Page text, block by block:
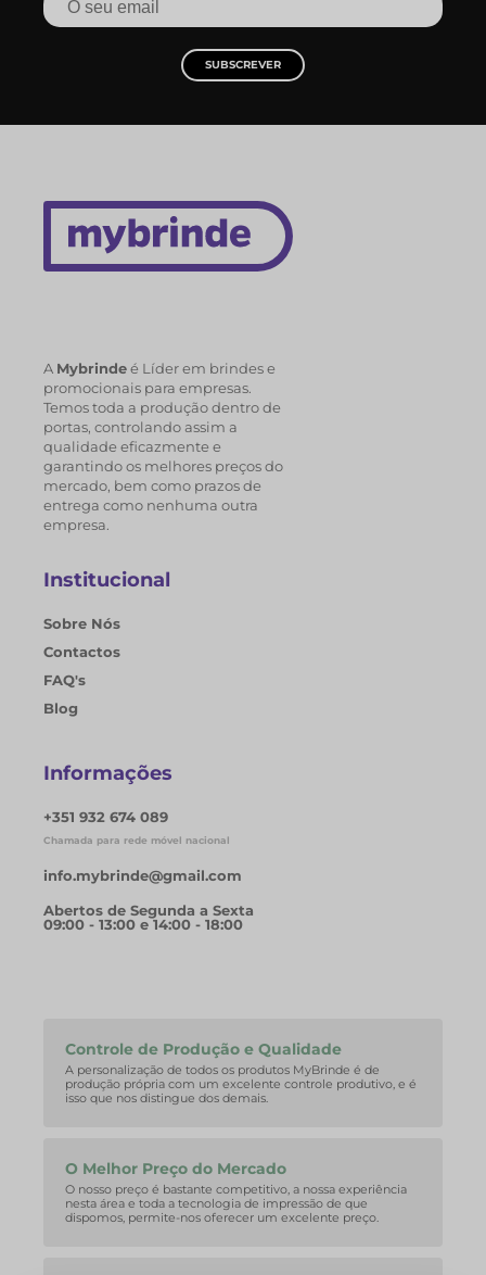
SUBSCREVER
A Mybrindeé Líder em brindes e
promocionais para empresas.
Temos toda a produção dentro de
portas, controlando assim a
qualidade eficazmente e
garantindo os melhores preços do
mercado, bem como prazos de
entrega como nenhuma outra
empresa.
Institucional
Sobre Nós
Contactos
FAQ's
Blog
Informações
+351 932 674 089
Chamada para rede móvel nacional
info.mybrinde@gmail.com
Abertos de Segunda a Sexta
09:00 - 13:00 e 14:00 - 18:00
Controle de Produção e Qualidade
A personalização de todos os produtos MyBrinde é de
produção própria com um excelente controle produtivo, e é
isso que nos distingue dos demais.
O Melhor Preço do Mercado
O nosso preço é bastante competitivo, a nossa experiência
nesta área e toda a tecnologia de impressão de que
dispomos, permite-nos oferecer um excelente preço.